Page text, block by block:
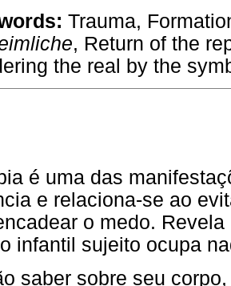
Trauma,
, Return of the
the real by the
é uma das
e relaciona-se ao
o medo.
infantil sujeito ocupa
saber sobre seu